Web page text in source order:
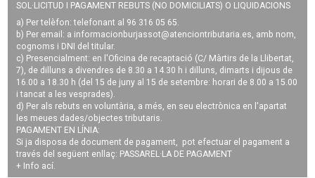
SOL·LICITUD I PAGAMENT REBUTS (NO DOMICILIATS) O LIQUIDACIONS
a) Per telèfon: telefonant al 96 316 05 65.
b) Per email: a informacionburjassot@atenciontributaria.es, amb nom,
cognoms i DNI del titular.
c) Presencialment: en l'Oficina de recaptació (C/ Màrtirs de la Llibertat,
7), de dilluns a divendres de 8.30 a 14.30 h i dilluns, dimarts i dijous de
16.00 a 18.30 h (del 15 de juny al 15 de setembre: horari de 8.00 a 15.00
i tancat a les vesprades).
d) Per als rebuts en voluntària, a més, en seu electrònica en l'apartat
les meues dades/objectes tributaris.
PAGAMENT EN LÍNIA:
Si ja disposa de document de pagament, pot efectuar el pagament a
través del següent enllaç: PASSAREL·LA DE PAGAMENT
+ Info ací.